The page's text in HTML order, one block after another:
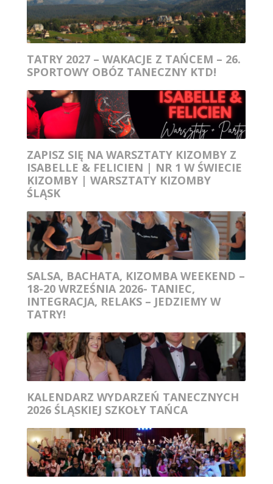
TATRY 2027 – WAKACJE Z TAŃCEM – 26.
SPORTOWY OBÓZ TANECZNY KTD!
ZAPISZ SIĘ NA WARSZTATY KIZOMBY Z
ISABELLE & FELICIEN | NR 1 W ŚWIECIE
KIZOMBY | WARSZTATY KIZOMBY
ŚLĄSK
SALSA, BACHATA, KIZOMBA WEEKEND –
18-20 WRZEŚNIA 2026- TANIEC,
INTEGRACJA, RELAKS – JEDZIEMY W
TATRY!
KALENDARZ WYDARZEŃ TANECZNYCH
2026 ŚLĄSKIEJ SZKOŁY TAŃCA